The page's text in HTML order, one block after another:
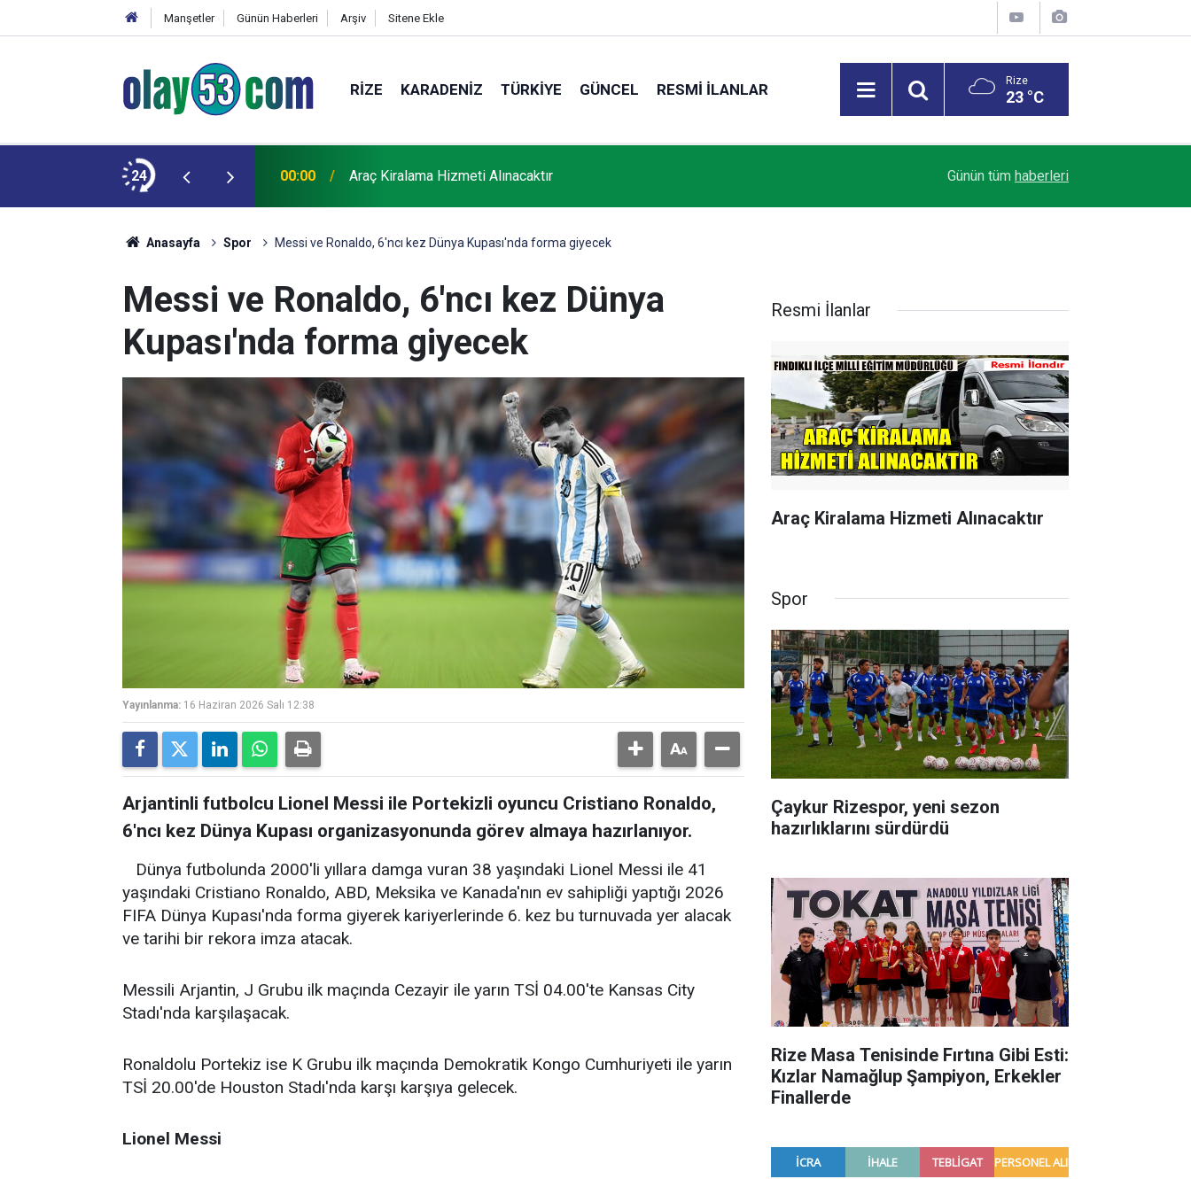
Manşetler Günün Haberleri Arşiv Sitene Ekle
RIZE KARADENIZ TÜRKIYE GÜNCEL RESMI İLANLAR Rize
23 °C
24 00:00 Araç Kiralama Hizmeti Alınacaktır Çaykur Rizespor, yeni sezon hazırlıklarını
Günün tüm haberleri
Anasayfa Spor Messi ve Ronaldo, 6'ncı kez Dünya Kupası'nda forma giyecek
Messi ve Ronaldo, 6'ncı kez Dünya
Kupası'nda forma giyecek
Yayınlanma: 16 Haziran 2026 Salı 12:38
Arjantinli futbolcu Lionel Messi ile Portekizli oyuncu Cristiano Ronaldo,
6'ncı kez Dünya Kupası organizasyonunda görev almaya hazırlanıyor.
Dünya futbolunda 2000'li yıllara damga vuran 38 yaşındaki Lionel Messi ile 41
yaşındaki Cristiano Ronaldo, ABD, Meksika ve Kanada'nın ev sahipliği yaptığı 2026
FIFA Dünya Kupası'nda forma giyerek kariyerlerinde 6. kez bu turnuvada yer alacak
ve tarihi bir rekora imza atacak.
Messili Arjantin, J Grubu ilk maçında Cezayir ile yarın TSİ 04.00'te Kansas City
Stadı'nda karşılaşacak.
Ronaldolu Portekiz ise K Grubu ilk maçında Demokratik Kongo Cumhuriyeti ile yarın
TSİ 20.00'de Houston Stadı'nda karşı karşıya gelecek.
Lionel Messi
Resmi İlanlar
Araç Kiralama Hizmeti Alınacaktır
Spor
Çaykur Rizespor, yeni sezon
hazırlıklarını sürdürdü
Rize Masa Tenisinde Fırtına Gibi Esti:
Kızlar Namağlup Şampiyon, Erkekler
Finallerde